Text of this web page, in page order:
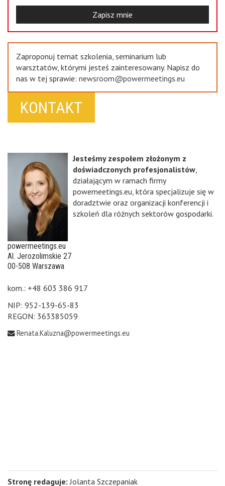
Zapisz mnie
Zaproponuj temat szkolenia, seminarium lub
warsztatów, którymi jesteś zainteresowany. Napisz do
nas w tej sprawie: newsroom@powermeetings.eu
KONTAKT
Jesteśmy zespołem złożonym z
doświadczonych profesjonalistów,
działającym w ramach firmy
powemeetings.eu, która specjalizuje się w
doradztwie oraz organizacji konferencji i
szkoleń dla różnych sektorów gospodarki.
powermeetings.eu
Al. Jerozolimskie 27
00-508 Warszawa
kom.: +48 603 386 917
NIP: 952-139-65-83
REGON: 363385059
Renata.Kaluzna@powermeetings.eu
Stronę redaguje: Jolanta Szczepaniak